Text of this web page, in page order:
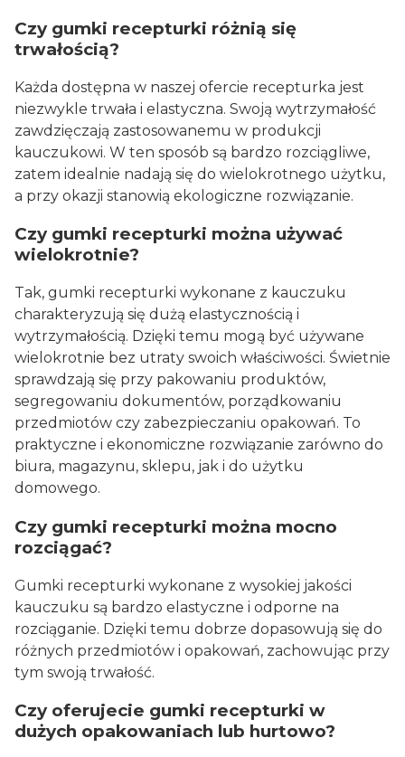
Czy gumki recepturki różnią się
trwałością?
Każda dostępna w naszej ofercie recepturka jest
niezwykle trwała i elastyczna. Swoją wytrzymałość
zawdzięczają zastosowanemu w produkcji
kauczukowi. W ten sposób są bardzo rozciągliwe,
zatem idealnie nadają się do wielokrotnego użytku,
a przy okazji stanowią ekologiczne rozwiązanie.
Czy gumki recepturki można używać
wielokrotnie?
Tak, gumki recepturki wykonane z kauczuku
charakteryzują się dużą elastycznością i
wytrzymałością. Dzięki temu mogą być używane
wielokrotnie bez utraty swoich właściwości. Świetnie
sprawdzają się przy pakowaniu produktów,
segregowaniu dokumentów, porządkowaniu
przedmiotów czy zabezpieczaniu opakowań. To
praktyczne i ekonomiczne rozwiązanie zarówno do
biura, magazynu, sklepu, jak i do użytku
domowego.
Czy gumki recepturki można mocno
rozciągać?
Gumki recepturki wykonane z wysokiej jakości
kauczuku są bardzo elastyczne i odporne na
rozciąganie. Dzięki temu dobrze dopasowują się do
różnych przedmiotów i opakowań, zachowując przy
tym swoją trwałość.
Czy oferujecie gumki recepturki w
dużych opakowaniach lub hurtowo?